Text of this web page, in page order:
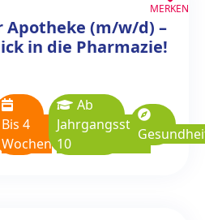
(m/w/d) –
in die Pharmazie!
MERKEN
Bis 4
Wochen
Ab
Jahrgangsstufe
10